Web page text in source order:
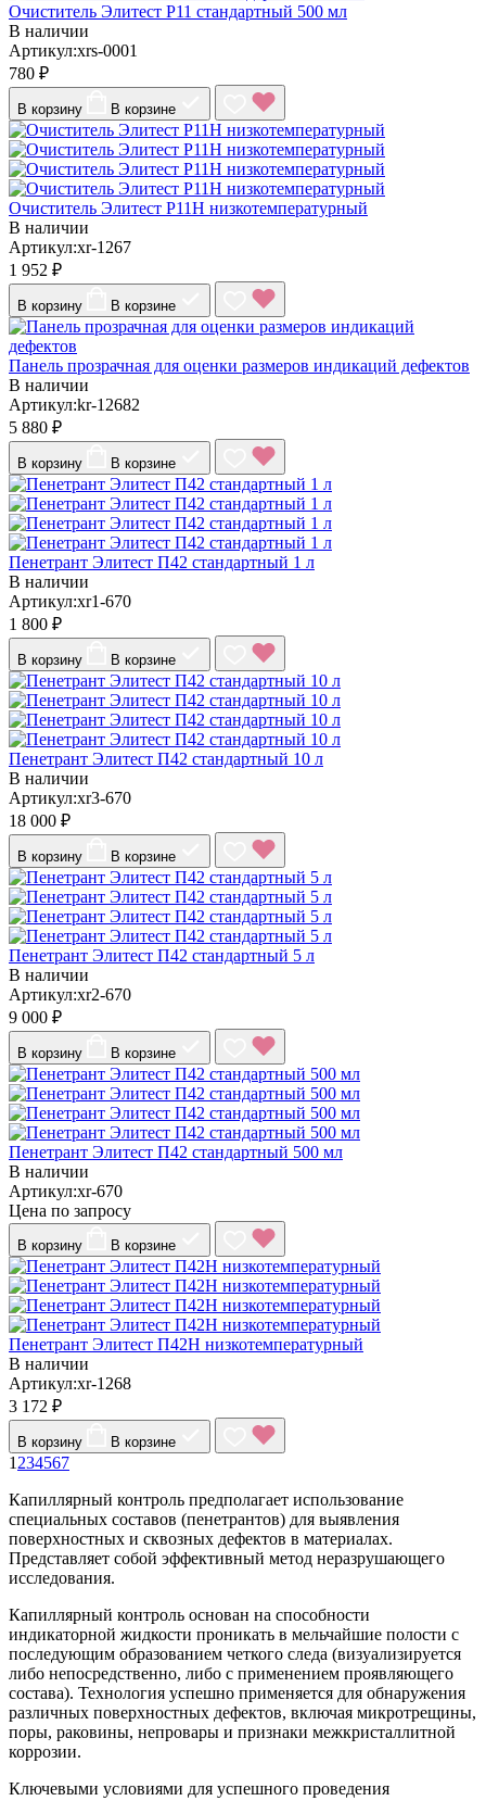
Очиститель Элитест Р11 стандартный 500 мл
В наличии
Артикул:xrs-0001
780 ₽
В корзину В корзине
Очиститель Элитест Р11Н низкотемпературный
В наличии
Артикул:xr-1267
1 952 ₽
В корзину В корзине
Панель прозрачная для оценки размеров индикаций дефектов
В наличии
Артикул:kr-12682
5 880 ₽
В корзину В корзине
Пенетрант Элитест П42 стандартный 1 л
В наличии
Артикул:xr1-670
1 800 ₽
В корзину В корзине
Пенетрант Элитест П42 стандартный 10 л
В наличии
Артикул:xr3-670
18 000 ₽
В корзину В корзине
Пенетрант Элитест П42 стандартный 5 л
В наличии
Артикул:xr2-670
9 000 ₽
В корзину В корзине
Пенетрант Элитест П42 стандартный 500 мл
В наличии
Артикул:xr-670
Цена по запросу
В корзину В корзине
Пенетрант Элитест П42Н низкотемпературный
В наличии
Артикул:xr-1268
3 172 ₽
В корзину В корзине
1 234567
Капиллярный контроль предполагает использование
специальных составов (пенетрантов) для выявления
поверхностных и сквозных дефектов в материалах.
Представляет собой эффективный метод неразрушающего
исследования.
Капиллярный контроль основан на способности
индикаторной жидкости проникать в мельчайшие полости с
последующим образованием четкого следа (визуализируется
либо непосредственно, либо с применением проявляющего
состава). Технология успешно применяется для обнаружения
различных поверхностных дефектов, включая микротрещины,
поры, раковины, непровары и признаки межкристаллитной
коррозии.
Ключевыми условиями для успешного проведения